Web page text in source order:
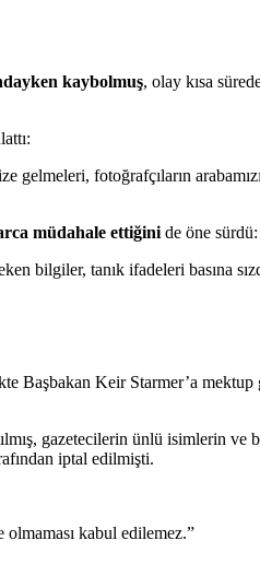
kaybolmuş, olay kısa
fotoğrafçıların
müdahale ettiğini de öne sürdü:
bilgiler, tanık ifadeleri basına
Başbakan Keir Starmer’a mektup
gazetecilerin ünlü isimlerin
iptal edilmişti.
olmaması kabul edilemez.”